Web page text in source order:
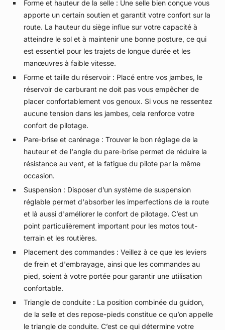
Forme et hauteur de la selle : Une selle bien conçue vous
apporte un certain soutien et garantit votre confort sur la
route. La hauteur du siège influe sur votre capacité à
atteindre le sol et à maintenir une bonne posture, ce qui
est essentiel pour les trajets de longue durée et les
manœuvres à faible vitesse.
Forme et taille du réservoir : Placé entre vos jambes, le
réservoir de carburant ne doit pas vous empêcher de
placer confortablement vos genoux. Si vous ne ressentez
aucune tension dans les jambes, cela renforce votre
confort de pilotage.
Pare-brise et carénage : Trouver le bon réglage de la
hauteur et de l'angle du pare-brise permet de réduire la
résistance au vent, et la fatigue du pilote par la même
occasion.
Suspension : Disposer d’un système de suspension
réglable permet d'absorber les imperfections de la route
et là aussi d'améliorer le confort de pilotage. C’est un
point particulièrement important pour les motos tout-
terrain et les routières.
Placement des commandes : Veillez à ce que les leviers
de frein et d'embrayage, ainsi que les commandes au
pied, soient à votre portée pour garantir une utilisation
confortable.
Triangle de conduite : La position combinée du guidon,
de la selle et des repose-pieds constitue ce qu’on appelle
le triangle de conduite. C’est ce qui détermine votre